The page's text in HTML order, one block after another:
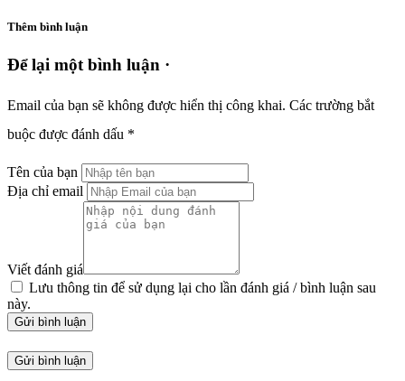
Thêm bình luận
Để lại một bình luận ·
Email của bạn sẽ không được hiển thị công khai. Các trường bắt
buộc được đánh dấu *
Tên của bạn
Địa chỉ email
Viết đánh giá
Lưu thông tin để sử dụng lại cho lần đánh giá / bình luận sau
này.
Gửi bình luận